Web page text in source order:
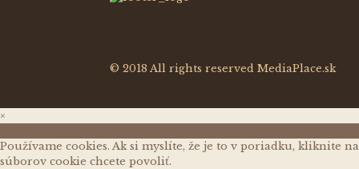
© 2018 All rights reserved MediaPlace.sk
×
Používame cookies. Ak si myslíte, že je to v poriadku, kliknite
súborov cookie chcete povoliť.